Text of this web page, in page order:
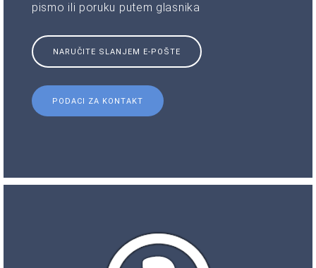
pismo ili poruku putem glasnika
NARUČITE SLANJEM E-POŠTE
PODACI ZA KONTAKT